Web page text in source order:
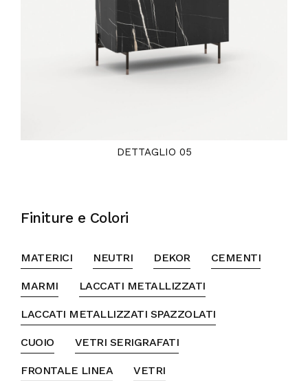
DETTAGLIO 05
Finiture e Colori
MATERICI NEUTRI DEKOR CEMENTI
MARMI LACCATI METALLIZZATI
LACCATI METALLIZZATI SPAZZOLATI
CUOIO VETRI SERIGRAFATI
FRONTALE LINEA VETRI